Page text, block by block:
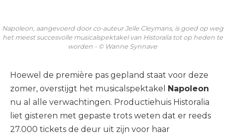
Napoleon, aangevoerd door co-auteur Jelle Cleymans, is goed op weg
het meest succesvolle musicalspektakel van Historalia tot op heden te
worden - © Wanne Synnave
Hoewel de première pas gepland staat voor deze
zomer, overstijgt het musicalspektakel
Napoleon
nu al alle verwachtingen. Productiehuis Historalia
liet gisteren met gepaste trots weten dat er reeds
27.000 tickets de deur uit zijn voor haar